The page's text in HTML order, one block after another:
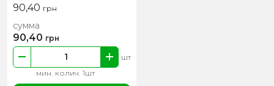
90,40 грн
мин. колич. 1шт
шт
сумма
90,40 грн